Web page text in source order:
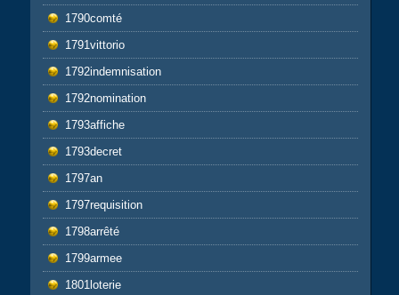
1790comté
1791vittorio
1792indemnisation
1792nomination
1793affiche
1793decret
1797an
1797requisition
1798arrêté
1799armee
1801loterie